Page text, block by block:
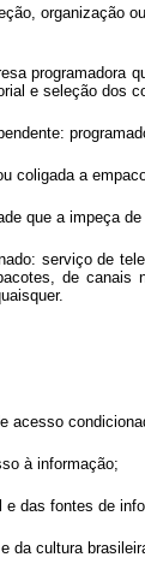
organização
programadora
e seleção dos
coligada a
que a impeça
serviço de
de canais
acesso
à informação;
e das fontes de
da cultura